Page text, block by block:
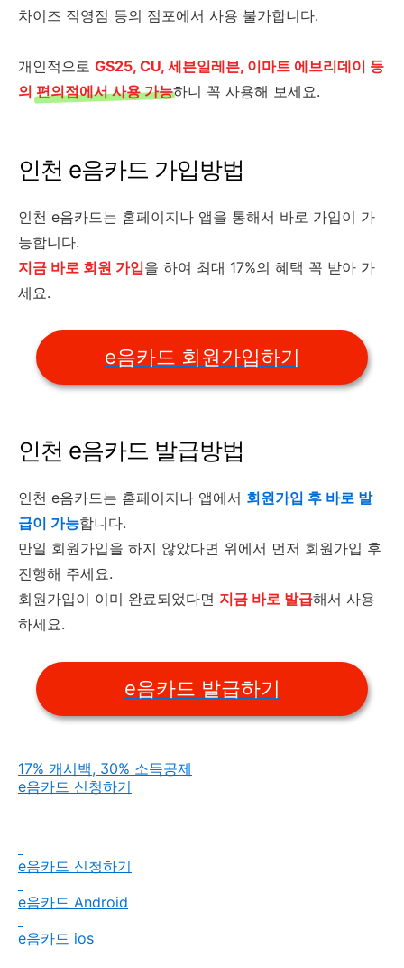
차이즈 직영점 등의 점포에서 사용 불가합니다.
개인적으로 GS25, CU, 세븐일레븐, 이마트 에브리데이 등
의 편의점에서 사용 가능하니 꼭 사용해 보세요.
인천 e음카드 가입방법
인천 e음카드는 홈페이지나 앱을 통해서 바로 가입이 가
능합니다.
지금 바로 회원 가입을 하여 최대 17%의 혜택 꼭 받아 가
세요.
e음카드 회원가입하기
인천 e음카드 발급방법
인천 e음카드는 홈페이지나 앱에서 회원가입 후 바로 발
급이 가능합니다.
만일 회원가입을 하지 않았다면 위에서 먼저 회원가입 후
진행해 주세요.
회원가입이 이미 완료되었다면 지금 바로 발급해서 사용
하세요.
e음카드 발급하기
17% 캐시백, 30% 소득공제
e음카드 신청하기
e음카드 신청하기
e음카드 Android
e음카드 ios